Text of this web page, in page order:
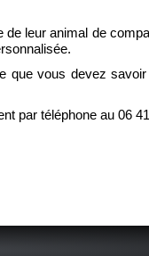
leur animal de
que vous devez savoir
par téléphone au 06